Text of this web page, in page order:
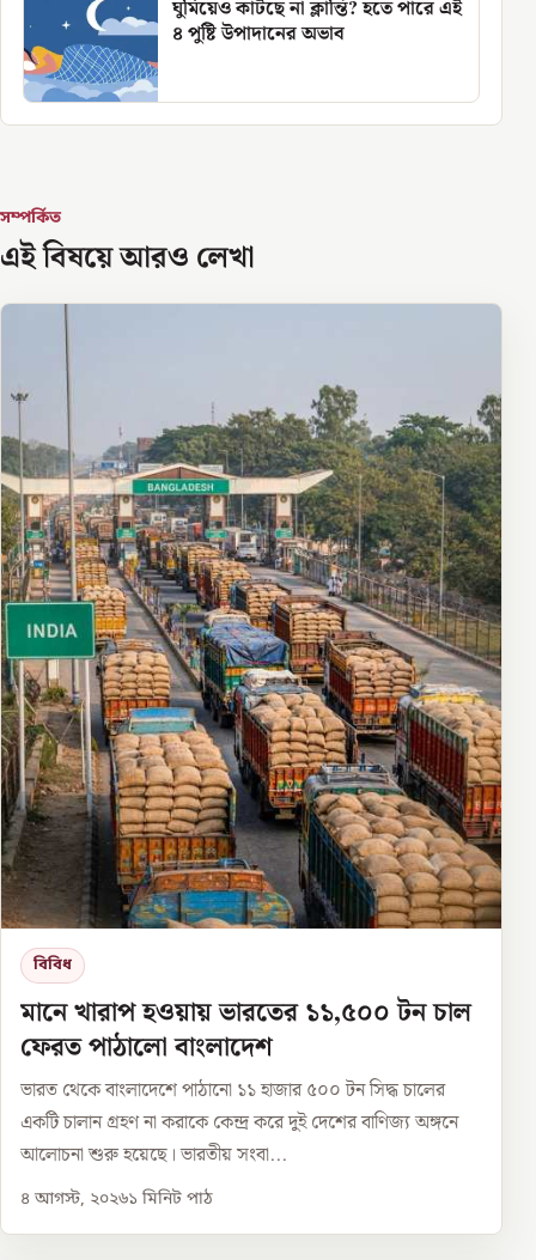
ঘুমিয়েও কাটছে না ক্লান্তি? হতে পারে এই
৪ পুষ্টি উপাদানের অভাব
সম্পর্কিত
এই বিষয়ে আরও লেখা
বিবিধ
মানে খারাপ হওয়ায় ভারতের ১১,৫০০ টন চাল
ফেরত পাঠালো বাংলাদেশ
ভারত থেকে বাংলাদেশে পাঠানো ১১ হাজার ৫০০ টন সিদ্ধ চালের
একটি চালান গ্রহণ না করাকে কেন্দ্র করে দুই দেশের বাণিজ্য অঙ্গনে
আলোচনা শুরু হয়েছে। ভারতীয় সংবা...
৪ আগস্ট, ২০২৬১ মিনিট পাঠ